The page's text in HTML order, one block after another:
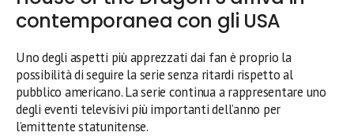
contemporanea con gli USA
Uno degli aspetti più apprezzati dai fan è proprio la
possibilità di seguire la serie senza ritardi rispetto al
pubblico americano. La serie continua a rappresentare uno
degli eventi televisivi più importanti dell’anno per
l’emittente statunitense.